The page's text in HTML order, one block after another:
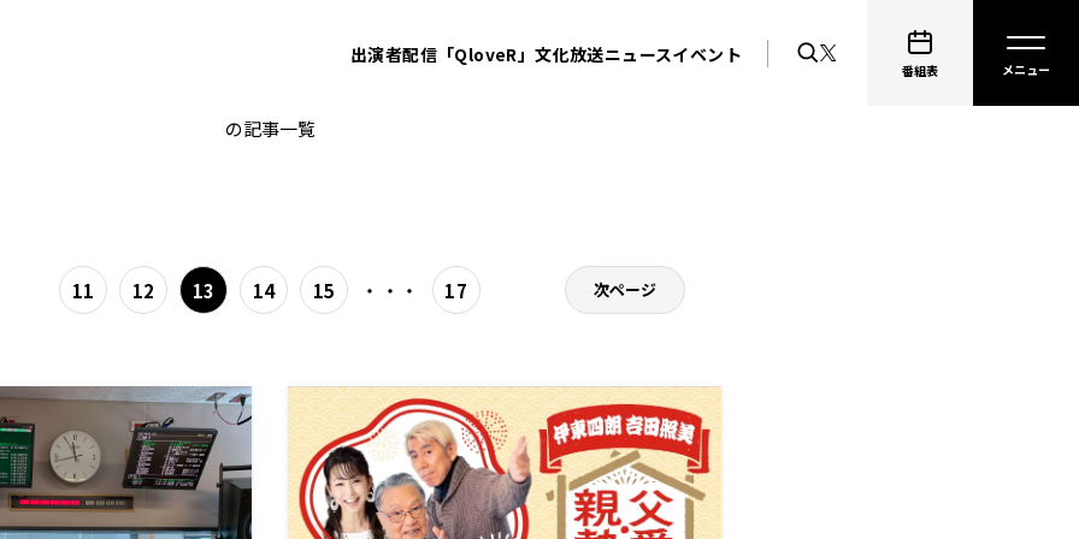
出演者配信「QloveR」文化放送ニュースイベント
番組表
の記事一覧
11 12 13 14 15 ・・・ 17 次ページ